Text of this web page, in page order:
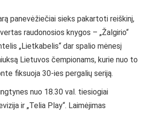
panevėžiečiai sieks pakartoti reiškinį,
raudonosios knygos – „Žalgirio“
„Lietkabelis“ dar spalio mėnesį
Lietuvos čempionams, kurie nuo to
fiksuoja 30-ies pergalių seriją.
nuo 18.30 val. tiesiogiai
ir „Telia Play“. Laimėjimas